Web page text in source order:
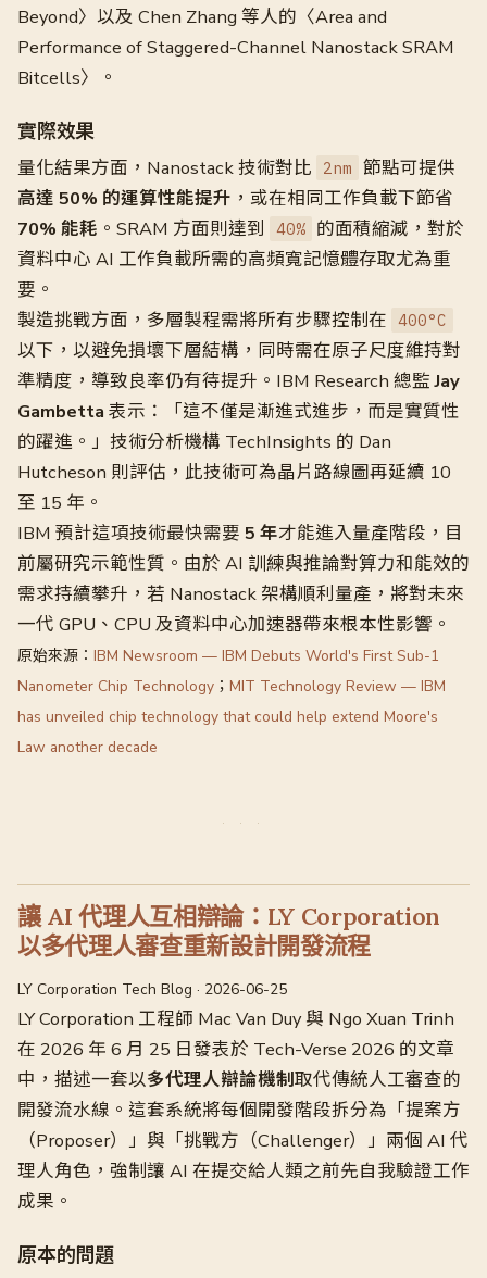
Beyond〉以及 Chen Zhang 等人的〈Area and
Performance of Staggered-Channel Nanostack SRAM
Bitcells〉。
實際效果
量化結果方面，Nanostack 技術對比 2nm 節點可提供
高達 50% 的運算性能提升 ，或在相同工作負載下節省
70% 能耗 。SRAM 方面則達到 40% 的面積縮減，對於
資料中心 AI 工作負載所需的高頻寬記憶體存取尤為重
要。
製造挑戰方面，多層製程需將所有步驟控制在 400°C
以下，以避免損壞下層結構，同時需在原子尺度維持對
準精度，導致良率仍有待提升。IBM Research 總監Jay
Gambetta 表示：「這不僅是漸進式進步，而是實質性
的躍進。」技術分析機構 TechInsights 的 Dan
Hutcheson 則評估，此技術可為晶片路線圖再延續 10
至 15 年。
IBM 預計這項技術最快需要 5 年才能進入量產階段，目
前屬研究示範性質。由於 AI 訓練與推論對算力和能效的
需求持續攀升，若 Nanostack 架構順利量產，將對未來
一代 GPU、CPU 及資料中心加速器帶來根本性影響。
原始來源： IBM Newsroom — IBM Debuts World's First Sub-1
Nanometer Chip Technology ； MIT Technology Review — IBM
has unveiled chip technology that could help extend Moore's
Law another decade
讓 AI 代理人互相辯論：LY Corporation
以多代理人審查重新設計開發流程
LY Corporation Tech Blog · 2026-06-25
LY Corporation 工程師 Mac Van Duy 與 Ngo Xuan Trinh
在 2026 年 6 月 25 日發表於 Tech-Verse 2026 的文章
中，描述一套以多代理人辯論機制取代傳統人工審查的
開發流水線。這套系統將每個開發階段拆分為「提案方
（Proposer）」與「挑戰方（Challenger）」兩個 AI 代
理人角色，強制讓 AI 在提交給人類之前先自我驗證工作
成果。
原本的問題